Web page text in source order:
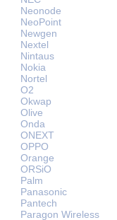
Neonode
NeoPoint
Newgen
Nextel
Nintaus
Nokia
Nortel
O2
Okwap
Olive
Onda
ONEXT
OPPO
Orange
ORSiO
Palm
Panasonic
Pantech
Paragon Wireless